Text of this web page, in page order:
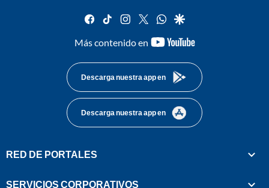
facebook
tiktok instagram
twitterwhatsapp
google
Más contenido en
youtube-
Descarga nuestra app en
Descarga nuestra app en
RED DE PORTALES
SERVICIOS CORPORATIVOS